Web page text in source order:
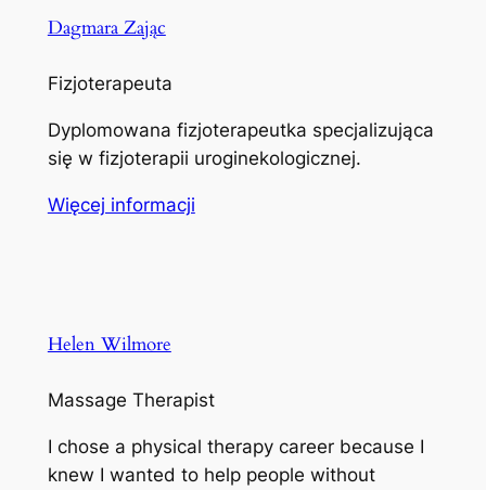
Dagmara Zając
Fizjoterapeuta
Dyplomowana fizjoterapeutka specjalizująca
się w fizjoterapii uroginekologicznej.
Więcej informacji
Helen Wilmore
Massage Therapist
I chose a physical therapy career because I
knew I wanted to help people without